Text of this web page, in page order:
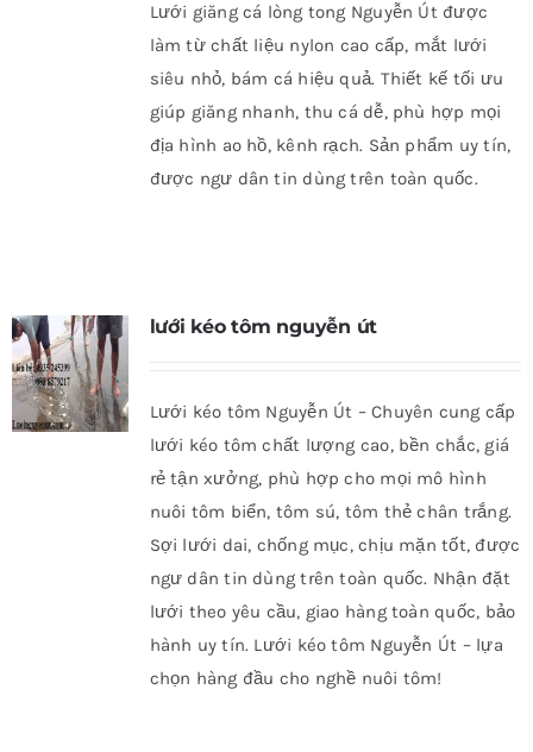
Lưới giăng cá lòng tong Nguyễn Út được
làm từ chất liệu nylon cao cấp, mắt lưới
siêu nhỏ, bám cá hiệu quả. Thiết kế tối ưu
giúp giăng nhanh, thu cá dễ, phù hợp mọi
địa hình ao hồ, kênh rạch. Sản phẩm uy tín,
được ngư dân tin dùng trên toàn quốc.
lưới kéo tôm nguyễn út
Lưới kéo tôm Nguyễn Út – Chuyên cung cấp
lưới kéo tôm chất lượng cao, bền chắc, giá
rẻ tận xưởng, phù hợp cho mọi mô hình
nuôi tôm biển, tôm sú, tôm thẻ chân trắng.
Sợi lưới dai, chống mục, chịu mặn tốt, được
ngư dân tin dùng trên toàn quốc. Nhận đặt
lưới theo yêu cầu, giao hàng toàn quốc, bảo
hành uy tín. Lưới kéo tôm Nguyễn Út – lựa
chọn hàng đầu cho nghề nuôi tôm!